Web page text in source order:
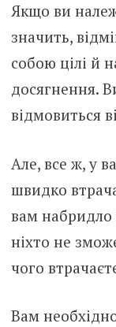
Якщо ви
значить,
собою цілі й
досягнення.
відмовиться
Але, все ж, у
швидко
вам набридло
ніхто не
чого
Вам